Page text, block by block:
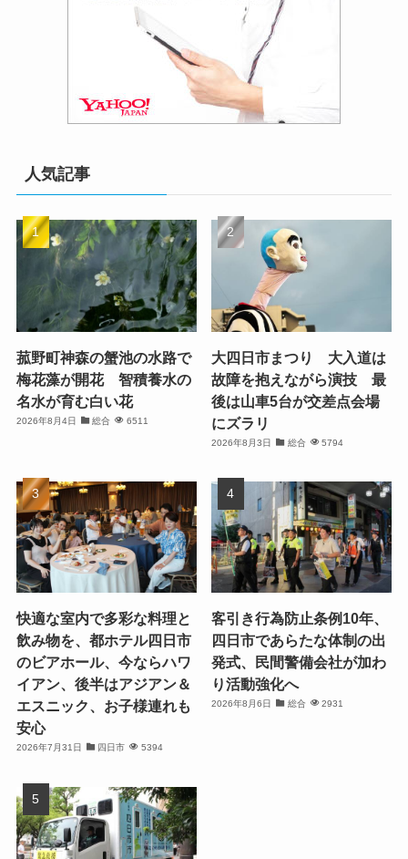
人気記事
菰野町神森の蟹池の水路で
梅花藻が開花 智積養水の
名水が育む白い花
2026年8月4日 総合 6511
大四日市まつり 大入道は
故障を抱えながら演技 最
後は山車5台が交差点会場
にズラリ
2026年8月3日 総合 5794
快適な室内で多彩な料理と
飲み物を、都ホテル四日市
のビアホール、今ならハワ
イアン、後半はアジアン＆
エスニック、お子様連れも
安心
2026年7月31日 四日市 5394
客引き行為防止条例10年、
四日市であらたな体制の出
発式、民間警備会社が加わ
り活動強化へ
2026年8月6日 総合 2931